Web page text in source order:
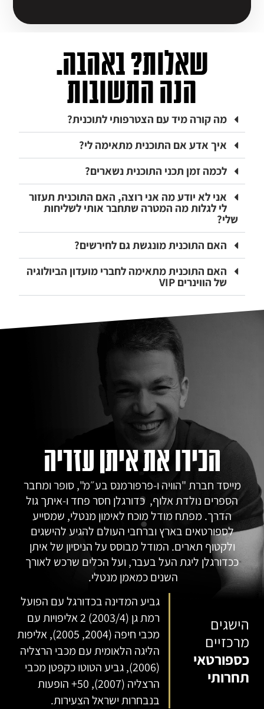
שאלות? באהבה.
הנה התשובות
מה קורה מיד עם הצטרפותי לתוכנית?
איך אדע אם התוכנית מתאימה לי?
לכמה זמן תכני התוכנית נשארים?
אני לא יודע מה אני רוצה, האם התוכנית תעזור
לי לגלות מה המטרה שתחבר אותי לשליחות
שלי?
האם התוכנית מונגשת גם לחירשים?
האם התוכנית מתאימה לחברי מועדון הביולוגיה
של הווינרים VIP
הכירו את איתן עזריה
מייסד חברת "הוויה ו-פרפורמנס בע״מ", סופר ומחבר
הספרים נולדת אלוף, כדורגלן חסר פחד ו-איתך גול
הדרך. מפתח מודל מוכח לאימון מנטלי, שמסייע
לספורטאים בארץ וברחבי העולם להגיע להישגים
ולקטוף תארים. המודל מבוסס על הניסיון של איתן
ככדורגלן ליגת העל בעבר, ועל הכלים שרכש לאורך
השנים כמאמן מנטלי.
הישגים
מרכזיים
כספורטאי
תחרותי
גביע המדינה בכדורגל עם הפועל
רמת גן (2003/4) 2 אליפויות עם
מכבי חיפה (2004, 2005), אליפות
הליגה הלאומית עם מכבי הרצליה
(2006), גביע הטוטו כקפטן מכבי
הרצליה (2007), 50+ הופעות
בנבחרות ישראל הצעירות.